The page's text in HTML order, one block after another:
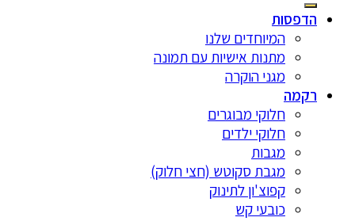
הדפסות
המיוחדים שלנו
מתנות אישיות עם תמונה
מגני הוקרה
רקמה
חלוקי מבוגרים
חלוקי ילדים
מגבות
מגבת סקוטש (חצי חלוק)
קפוצ'ון לתינוק
כובעי קש